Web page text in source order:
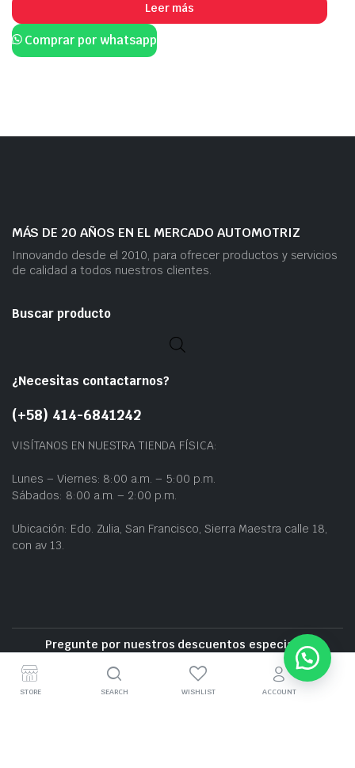
Leer más
Comprar por whatsapp
MÁS DE 20 AÑOS EN EL MERCADO AUTOMOTRIZ
Innovando desde el 2010, para ofrecer productos y servicios
de calidad a todos nuestros clientes.
Buscar producto
¿Necesitas contactarnos?
(+58) 414-6841242
VISÍTANOS EN NUESTRA TIENDA FÍSICA:
Lunes – Viernes: 8:00 a.m. – 5:00 p.m.
Sábados: 8:00 a.m. – 2:00 p.m.
Ubicación: Edo. Zulia, San Francisco, Sierra Maestra calle 18,
con av 13.
Pregunte por nuestros descuentos especiales
Entrega gratuita cerca de la zona
STORE SEARCH WISHLIST ACCOUNT